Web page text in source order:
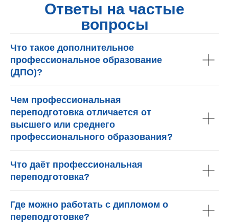
Ответы на частые
вопросы
Что такое дополнительное
профессиональное образование
(ДПО)?
Чем профессиональная
переподготовка отличается от
высшего или среднего
профессионального образования?
Что даёт профессиональная
переподготовка?
Где можно работать с дипломом о
переподготовке?